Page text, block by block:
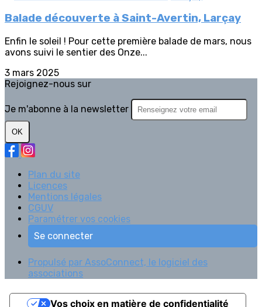
Balade découverte à Saint-Avertin, Larçay
Enfin le soleil ! Pour cette première balade de mars, nous
avons suivi le sentier des Onze...
3 mars 2025
Rejoignez-nous sur
Je m'abonne à la newsletter
OK
Plan du site
Licences
Mentions légales
CGUV
Paramétrer vos cookies
Se connecter
Propulsé par AssoConnect, le logiciel des
associations
Vos choix en matière de confidentialité